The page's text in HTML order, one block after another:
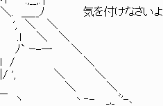
. ＿__ﾉ 気を付けなさいよ
', ＼ ＼
＼ ＼
` ｰ-一 ＼
/ ／l / ＼
/ |/ ', ＼ ＼
イ廾 / _ ＼ ＼
ヽ 丶‐- _,_ ﾞ'-､